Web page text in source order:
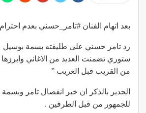
بعد اتهام الفنان #تامر_حسني بعدم
رد تامر حسني على طليقته بسمة
ستوري تضمنت العديد من الاغاني وابرزها
من القريب قبل الغريب ”
الجدير بالذكر ان خبر انفصال تامر
للجمهور من قبل الطرفين .